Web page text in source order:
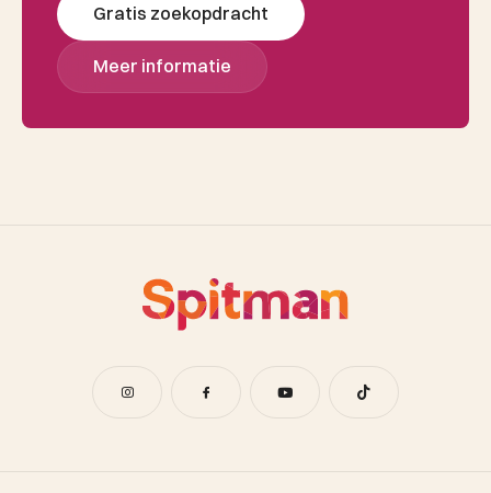
Gratis zoekopdracht
Meer informatie